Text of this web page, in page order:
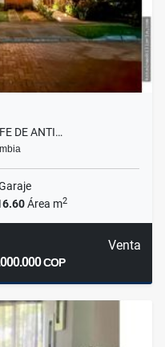
DE ANTI…
Área m2
Venta
COP